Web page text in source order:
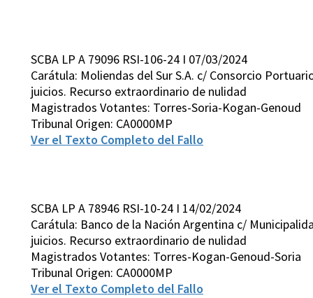
SCBA LP A 79096 RSI-106-24 I 07/03/2024
Carátula: Moliendas del Sur S.A. c/ Consorcio
juicios. Recurso extraordinario de nulidad
Magistrados Votantes: Torres-Soria-Kogan-Genoud
Tribunal Origen: CA0000MP
Ver el Texto Completo del Fallo
SCBA LP A 78946 RSI-10-24 I 14/02/2024
Carátula: Banco de la Nación Argentina c/
juicios. Recurso extraordinario de nulidad
Magistrados Votantes: Torres-Kogan-Genoud-Soria
Tribunal Origen: CA0000MP
Ver el Texto Completo del Fallo